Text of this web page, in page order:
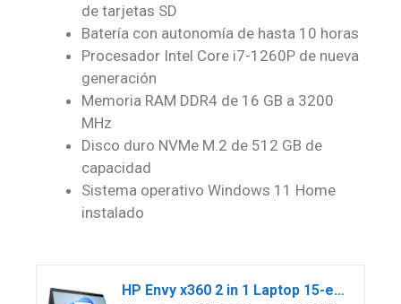
de tarjetas SD
Batería con autonomía de hasta 10 horas
Procesador Intel Core i7-1260P de nueva
generación
Memoria RAM DDR4 de 16 GB a 3200
MHz
Disco duro NVMe M.2 de 512 GB de
capacidad
Sistema operativo Windows 11 Home
instalado
HP Envy x360 2 in 1 Laptop 15-ew0005ns – Ordenador portátil de 15.6″ Full HD (Intel Core i7-1260P, 16GB RAM, 512GB SSD, Intel Iris Xe Graphics, Windows 11 Home) Negro – Teclado QWERTY Español